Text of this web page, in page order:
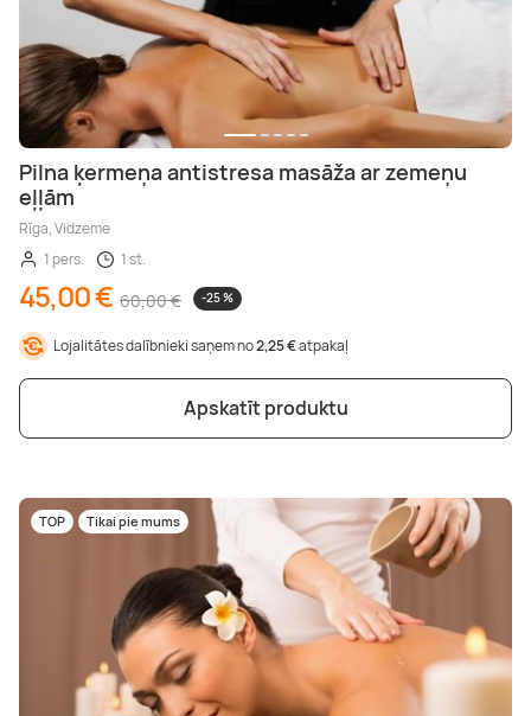
Pilna ķermeņa antistresa masāža ar zemeņu
eļļām
Rīga, Vidzeme
1 pers.
1 st.
45,00 € 60,00 € -25 %
Lojalitātes dalībnieki saņem no2,25 €atpakaļ
Apskatīt produktu
TOP Tikai pie mums